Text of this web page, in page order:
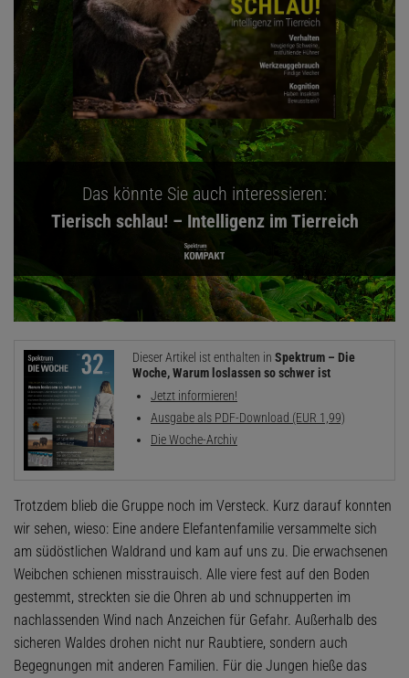
Das könnte Sie auch interessieren:
Tierisch schlau! – Intelligenz im Tierreich
Dieser Artikel ist enthalten in Spektrum – Die
Woche, Warum loslassen so schwer ist
Jetzt informieren!
Ausgabe als PDF-Download (EUR 1,99)
Die Woche-Archiv
Trotzdem blieb die Gruppe noch im Versteck. Kurz darauf konnten
wir sehen, wieso: Eine andere Elefantenfamilie versammelte sich
am südöstlichen Waldrand und kam auf uns zu. Die erwachsenen
Weibchen schienen misstrauisch. Alle viere fest auf den Boden
gestemmt, streckten sie die Ohren ab und schnupperten im
nachlassenden Wind nach Anzeichen für Gefahr. Außerhalb des
sicheren Waldes drohen nicht nur Raubtiere, sondern auch
Begegnungen mit anderen Familien. Für die Jungen hieße das